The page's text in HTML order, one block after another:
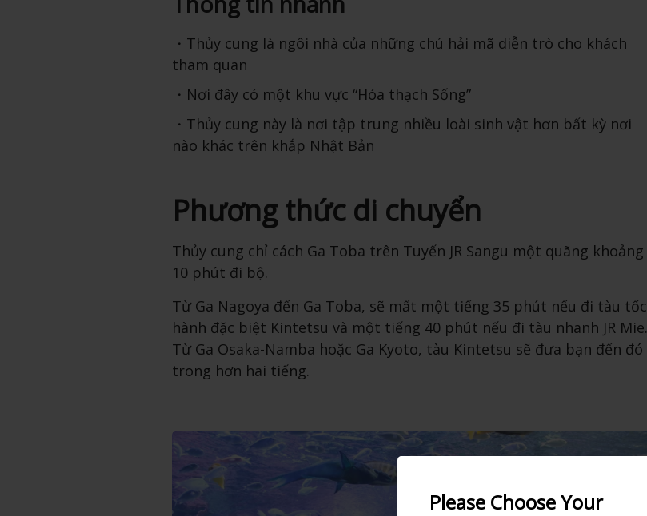
Please Choose Your
Thủy cung là ngôi nhà của những chú hải mã diễn trò cho khách
tham quan
Nơi đây có một khu vực “Hóa thạch Sống”
Thủy cung này là nơi tập trung nhiều loài sinh vật hơn bất kỳ nơi
nào khác trên khắp Nhật Bản
Phương thức di chuyển
Thủy cung chỉ cách Ga Toba trên Tuyến JR Sangu một quãng khoảng
10 phút đi bộ.
Từ Ga Nagoya đến Ga Toba, sẽ mất một tiếng 35 phút nếu đi tàu tốc
hành đặc biệt Kintetsu và một tiếng 40 phút nếu đi tàu nhanh JR Mie.
Từ Ga Osaka-Namba hoặc Ga Kyoto, tàu Kintetsu sẽ đưa bạn đến đó
trong hơn hai tiếng.